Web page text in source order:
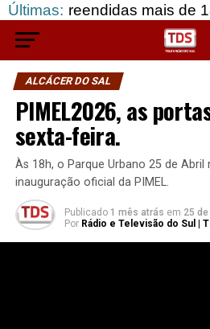
Últimas:mais de 183 mil
ALCÁCER DO SAL
PIMEL2026, as
sexta-feira.
Às 18h, o Parque Urbano 25 de
inauguração oficial da PIMEL.
Publicado 1 mês atrás em 25
Por Rádio e Televisão do Sul |